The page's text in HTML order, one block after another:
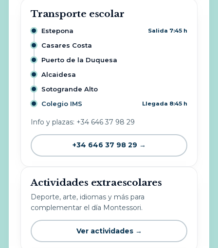
Transporte escolar
Estepona Salida 7:45 h
Casares Costa
Puerto de la Duquesa
Alcaidesa
Sotogrande Alto
Colegio IMS
Llegada 8:45 h
Info y plazas: +34 646 37 98 29
+34 646 37 98 29 →
Actividades extraescolares
Deporte, arte, idiomas y más para
complementar el día Montessori.
Ver actividades →